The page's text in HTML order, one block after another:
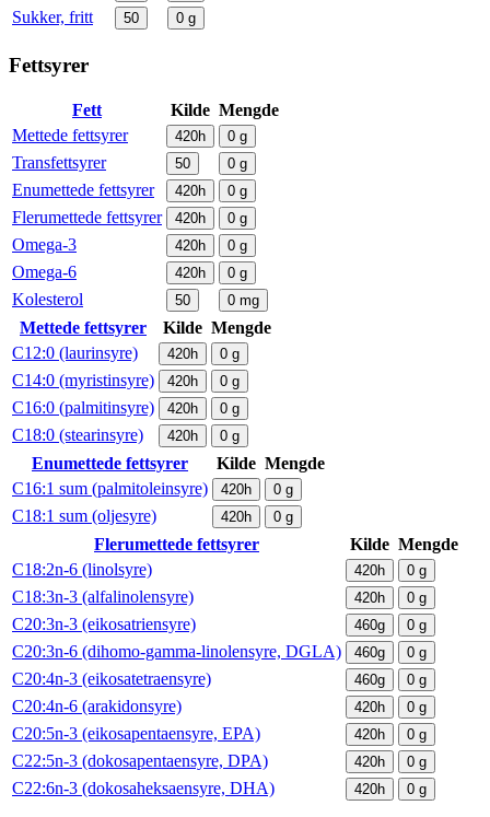
Sukker, fritt 50 0 g
Fettsyrer
Fett Kilde Mengde
Mettede fettsyrer
420h 0 g
Transfettsyrer 50 0 g
Enumettede fettsyrer 420h 0 g
Flerumettede fettsyrer 420h 0 g
Omega-3 420h 0 g
Omega-6 420h 0 g
Kolesterol 50 0 mg
Mettede fettsyrer Kilde Mengde
C12:0 (laurinsyre)
420h 0 g
C14:0 (myristinsyre) 420h 0 g
C16:0 (palmitinsyre) 420h 0 g
C18:0 (stearinsyre) 420h 0 g
Enumettede fettsyrer Kilde Mengde
C16:1 sum (palmitoleinsyre)
420h 0 g
C18:1 sum (oljesyre) 420h 0 g
Flerumettede fettsyrer Kilde Mengde
C18:2n-6 (linolsyre)
420h 0 g
C18:3n-3 (alfalinolensyre) 420h 0 g
C20:3n-3 (eikosatriensyre) 460g 0 g
C20:3n-6 (dihomo-gamma-linolensyre, DGLA) 460g 0 g
C20:4n-3 (eikosatetraensyre) 460g 0 g
C20:4n-6 (arakidonsyre) 420h 0 g
C20:5n-3 (eikosapentaensyre, EPA) 420h 0 g
C22:5n-3 (dokosapentaensyre, DPA) 420h 0 g
C22:6n-3 (dokosaheksaensyre, DHA) 420h 0 g